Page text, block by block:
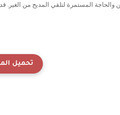
والحاجة المستمرة لتلقي المديح من الغير. قد